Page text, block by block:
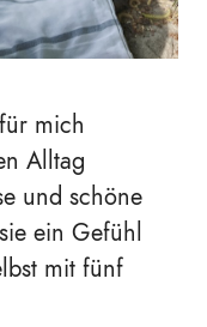
mich
Alltag
und schöne
ein Gefühl
mit fünf